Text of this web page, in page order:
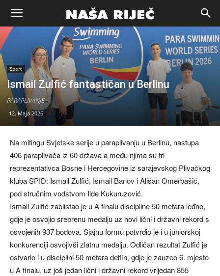
Naša
riječ
Zenica
Sport
Ismail Zulfić fantastičan u Berlinu
PARAPLIVANJE
12. Maja 2026.
Na mitingu Svjetske serije u paraplivanju u Berlinu, nastupa
406 paraplivača iz 60 država a među njima su tri
reprezentativca Bosne i Hercegovine iz sarajevskog Plivačkog
kluba SPID: Ismail Zulfić, Ismail Barlov i Ališan Omerbašić,
pod stručnim vodstvom Ilde Kukuruzović.
Ismail Zulfić zablistao je u A finalu discipline 50 metara leđno,
gdje je osvojio srebrenu medalju uz novi lični i državni rekord s
osvojenih 937 bodova. Sjajnu formu potvrdio je i u juniorskoj
konkurenciji osvojivši zlatnu medalju. Odličan rezultat Zulfić je
ostvario i u disciplini 50 metara delfin, gdje je zauzeo 6. mjesto
u A finalu, uz još jedan lični i državni rekord vrijedan 855